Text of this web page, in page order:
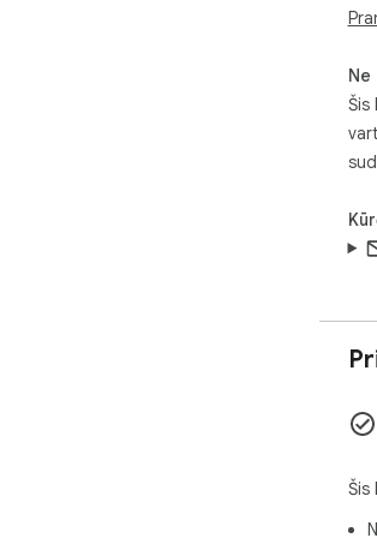
Ne
Šis
Šis